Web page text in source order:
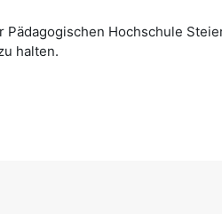
Hochschule
halten.